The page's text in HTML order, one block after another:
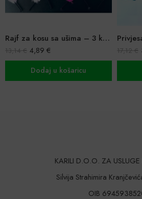
Rajf za kosu sa ušima – 3 komada u setu
13,14€ 4,89 €
Dodaj u košaricu
17,12€
KARILI D.O.O. ZA
Silvija Strahimira
OIB